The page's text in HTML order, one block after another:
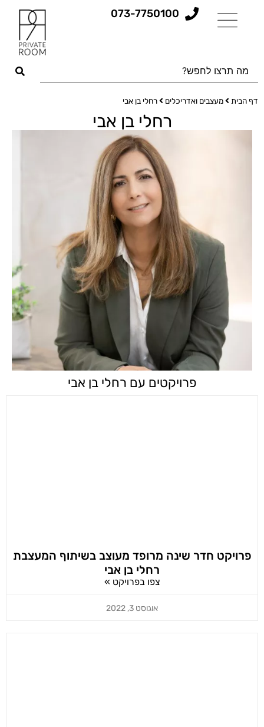
073-7750100
דף הבית מעצבים ואדריכלים רחלי בן אבי
רחלי בן אבי
פרויקטים עם רחלי בן אבי
פרויקט חדר שינה מרופד מעוצב בשיתוף המעצבת
רחלי בן אבי
צפו בפרויקט »
אוגוסט 3, 2022